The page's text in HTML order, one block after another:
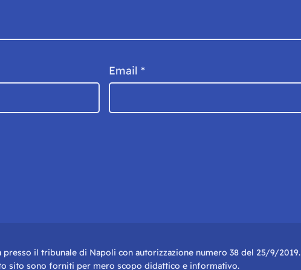
Email *
il tribunale di Napoli con autorizzazione numero 38 del 25/9/2019.
sito sono forniti per mero scopo didattico e informativo.